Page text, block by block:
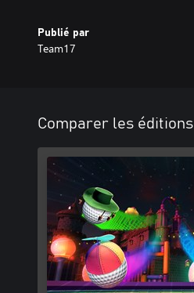
Publié par
Team17
Comparer les éditions